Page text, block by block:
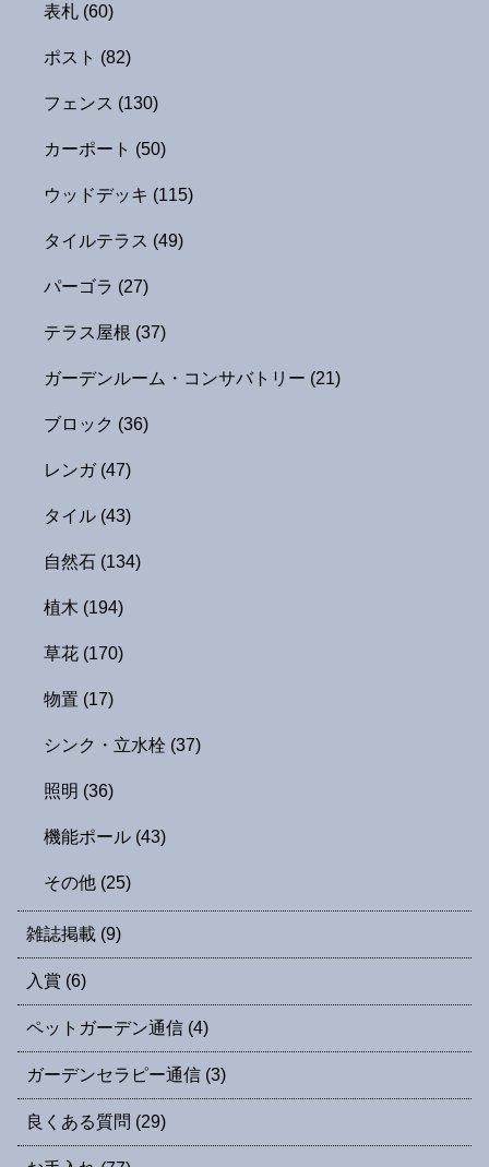
表札 (60)
ポスト (82)
フェンス (130)
カーポート (50)
ウッドデッキ (115)
タイルテラス (49)
パーゴラ (27)
テラス屋根 (37)
ガーデンルーム・コンサバトリー (21)
ブロック (36)
レンガ (47)
タイル (43)
自然石 (134)
植木 (194)
草花 (170)
物置 (17)
シンク・立水栓 (37)
照明 (36)
機能ポール (43)
その他 (25)
雑誌掲載 (9)
入賞 (6)
ペットガーデン通信 (4)
ガーデンセラピー通信 (3)
良くある質問 (29)